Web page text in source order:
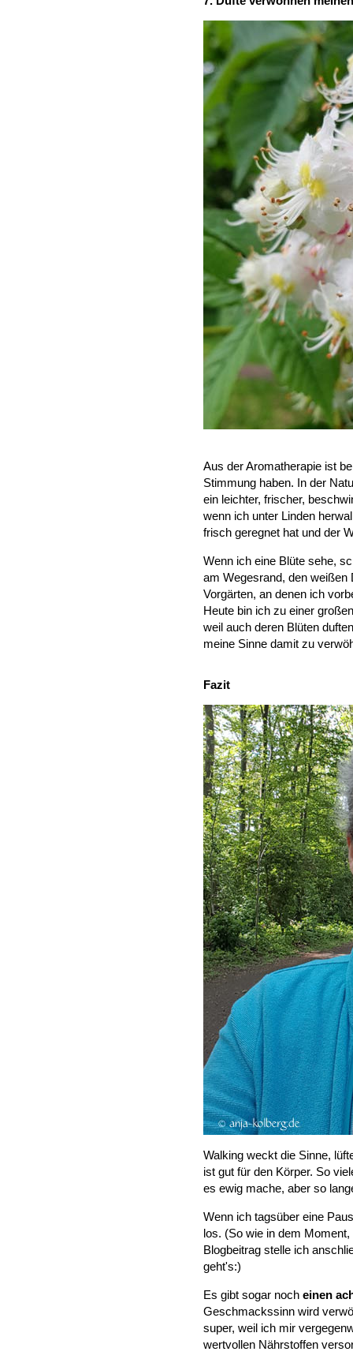
Aus der Aromatherapie ist
Stimmung haben. In der
ein leichter, frischer,
wenn ich unter Linden
frisch geregnet hat und der
Wenn ich eine Blüte sehe,
am Wegesrand, den weißen
Vorgärten, an denen ich
Heute bin ich zu einer
weil auch deren Blüten
meine Sinne damit zu
Fazit
Walking weckt die Sinne,
ist gut für den Körper. So
es ewig mache, aber so
Wenn ich tagsüber eine
los. (So wie in dem
Blogbeitrag stelle ich
geht's:)
Es gibt sogar noch einen
Geschmackssinn wird
super, weil ich mir
wertvollen Nährstoffen